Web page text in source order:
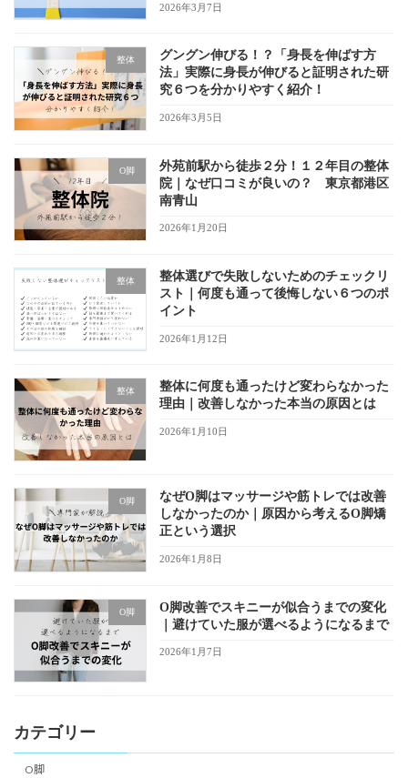
2026年3月7日
整体
グングン伸びる！？「身長を伸ばす方
法」実際に身長が伸びると証明された研
究６つを分かりやすく紹介！
2026年3月5日
O脚
外苑前駅から徒歩２分！１２年目の整体
院｜なぜ口コミが良いの？ 東京都港区
南青山
2026年1月20日
整体
整体選びで失敗しないためのチェックリ
スト｜何度も通って後悔しない６つのポ
イント
2026年1月12日
整体
整体に何度も通ったけど変わらなかった
理由｜改善しなかった本当の原因とは
2026年1月10日
O脚
なぜO脚はマッサージや筋トレでは改善
しなかったのか｜原因から考えるO脚矯
正という選択
2026年1月8日
O脚
O脚改善でスキニーが似合うまでの変化
｜避けていた服が選べるようになるまで
2026年1月7日
カテゴリー
O脚